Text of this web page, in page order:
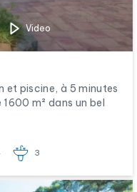
Video
et piscine, à 5 minutes
m² dans un bel
3